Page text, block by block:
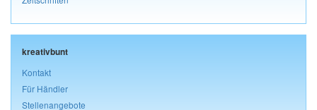
kreativbunt
Kontakt
Für Händler
Stellenangebote